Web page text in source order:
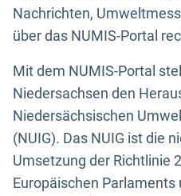
Nachrichten,
über das NUMIS-Portal
Mit dem NUMIS-Portal
Niedersachsen den
Niedersächsischen
(NUIG). Das NUIG ist die
Umsetzung der Richtlinie
Europäischen Parlaments